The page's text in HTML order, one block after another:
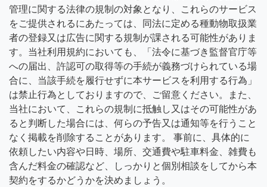
管理に関する法律の規制の対象となり、これらのサービス
をご提供されるにあたっては、同法に定める種動物取扱業
者の登録又は広告に関する規制が課される可能性がありま
す。当社利用規約においても、「法令に基づき監督官庁等
への届出、許認可の取得等の手続が義務づけられている場
合に、当該手続を履行せずに本サービスを利用する行為」
は禁止行為としておりますので、ご留意ください。また、
当社において、これらの規制に抵触し又はその可能性があ
ると判断した場合には、何らの予告又は通知等を行うこと
なく掲載を削除することがあります。 事前に、具体的に
依頼したい内容や日時、場所、交通費や駐車料金、雑費も
含んだ料金の確認など、しっかりと個別相談をしてから本
契約をするかどうかを決めましょう。